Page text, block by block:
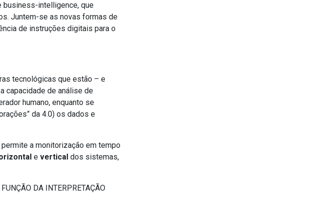
business-intelligence, que
Juntem-se as novas formas de
de instruções digitais para o
tecnológicas que estão – e
capacidade de análise de
humano, enquanto se
da 4.0) os dados e
a monitorização em tempo
e vertical dos sistemas,
DA INTERPRETAÇÃO